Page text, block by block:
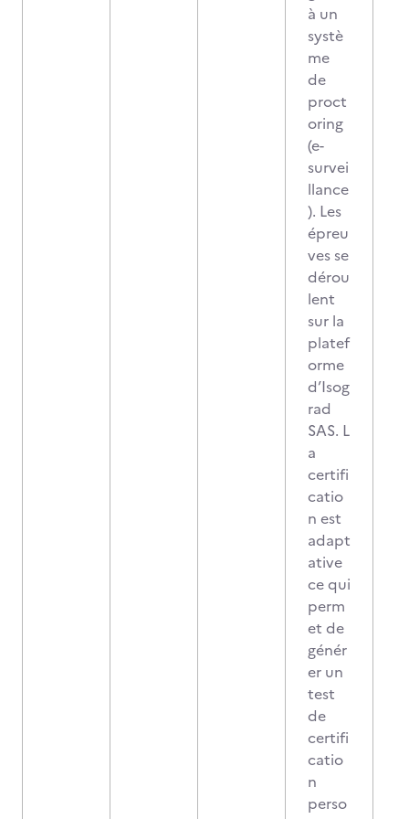
à un
systè
me
de
proct
oring
(e-
survei
llance
). Les
épreu
ves se
dérou
lent
sur la
platef
orme
d’Isog
rad
SAS. L
a
certifi
catio
n est
adapt
ative
ce qui
perm
et de
génér
er un
test
de
certifi
catio
n
perso